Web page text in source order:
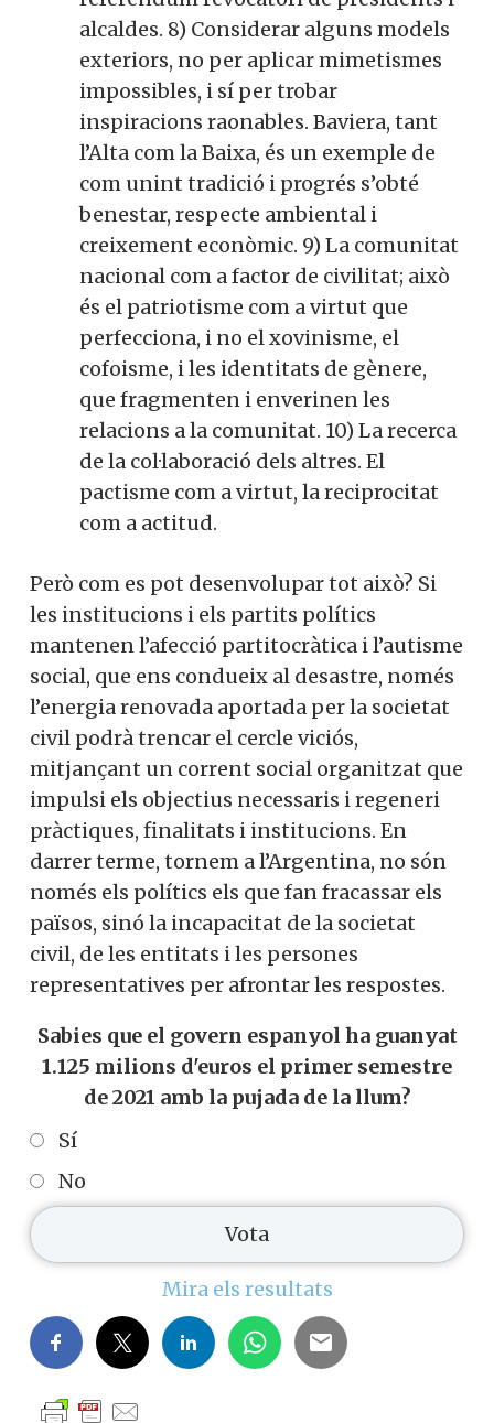
alcaldes. 8) Considerar alguns models
exteriors, no per aplicar mimetismes
impossibles, i sí per trobar
inspiracions raonables. Baviera, tant
l’Alta com la Baixa, és un exemple de
com unint tradició i progrés s’obté
benestar, respecte ambiental i
creixement econòmic. 9) La comunitat
nacional com a factor de civilitat; això
és el patriotisme com a virtut que
perfecciona, i no el xovinisme, el
cofoisme, i les identitats de gènere,
que fragmenten i enverinen les
relacions a la comunitat. 10) La recerca
de la col·laboració dels altres. El
pactisme com a virtut, la reciprocitat
com a actitud.
Però com es pot desenvolupar tot això? Si
les institucions i els partits polítics
mantenen l’afecció partitocràtica i l’autisme
social, que ens condueix al desastre, només
l’energia renovada aportada per la societat
civil podrà trencar el cercle viciós,
mitjançant un corrent social organitzat que
impulsi els objectius necessaris i regeneri
pràctiques, finalitats i institucions. En
darrer terme, tornem a l’Argentina, no són
només els polítics els que fan fracassar els
països, sinó la incapacitat de la societat
civil, de les entitats i les persones
representatives per afrontar les respostes.
Sabies que el govern espanyol ha guanyat
1.125 milions d'euros el primer semestre
de 2021 amb la pujada de la llum?
Sí
No
Mira els resultats